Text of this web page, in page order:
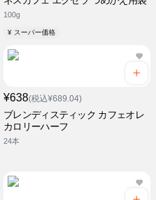
100g
¥ スーパー価格
¥638(税込¥689.04)
ブレンディスティック カフェオレ
カロリーハーフ
24本